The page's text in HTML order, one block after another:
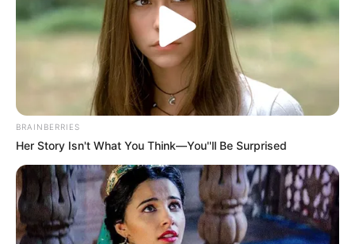
BRAINBERRIES
Her Story Isn't What You Think—You''ll Be Surprised